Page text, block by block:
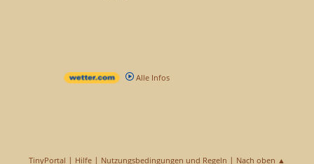
Alle Infos
TinyPortal | Hilfe | Nutzungsbedingungen und Regeln | Nach oben ▲